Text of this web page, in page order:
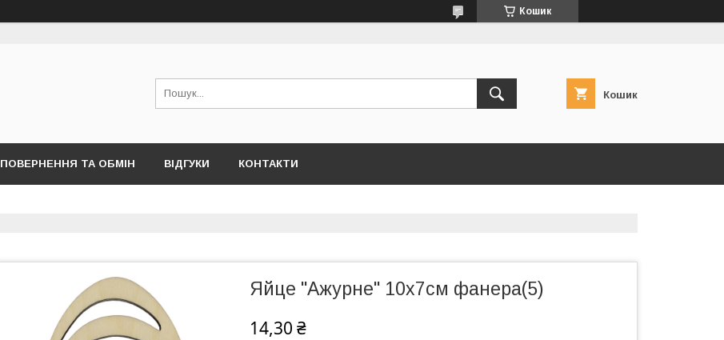
Кошик
Кошик
ПОВЕРНЕННЯ ТА ОБМІН ВІДГУКИ КОНТАКТИ
Яйце "Ажурне" 10х7см фанера(5)
14,30 ₴